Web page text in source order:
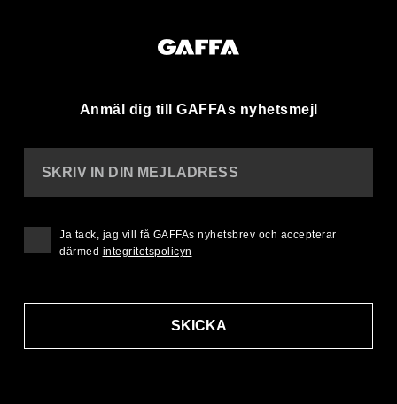
Anmäl dig till GAFFAs nyhetsmejl
SKRIV IN DIN MEJLADRESS
SKICKA
Ja tack, jag vill få GAFFAs nyhetsbrev och accepterar
därmed integritetspolicyn